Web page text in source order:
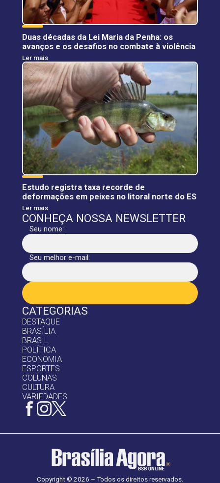
CATEGORIAS
DESTAQUE
BRASÍLIA
BRASIL
POLÍTICA
ECONOMIA
ESPORTES
COLUNAS
CULTURA
VARIEDADES
Duas décadas da Lei Maria da Penha: os
avanços e os desafios no combate à violência
Ler mais
Estudo registra taxa recorde de
deformações em peixes no litoral norte do ES
Ler mais
CONHEÇA NOSSA NEWSLETTER
Seu nome:
Seu melhor e-mail:
Copyright © 2026 – Todos os direitos reservados.